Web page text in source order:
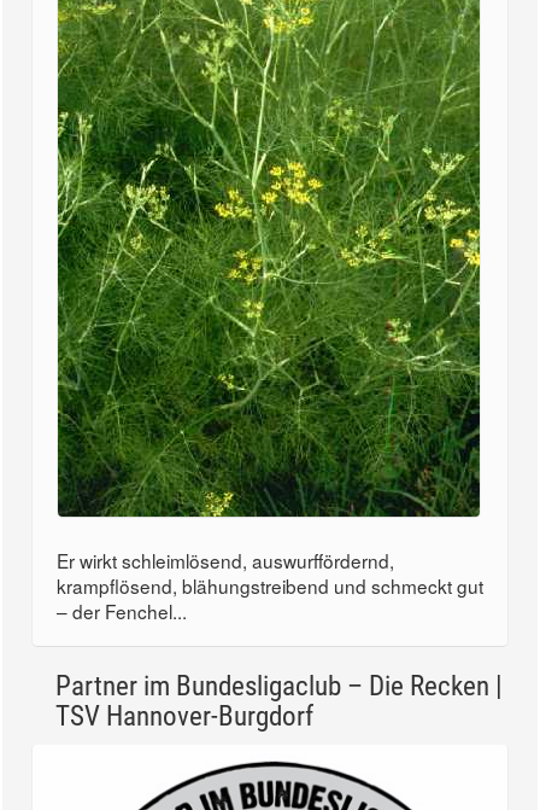
Er wirkt schleimlösend, auswurffördernd,
krampflösend, blähungstreibend und schmeckt gut
– der Fenchel...
Partner im Bundesligaclub – Die Recken |
TSV Hannover-Burgdorf